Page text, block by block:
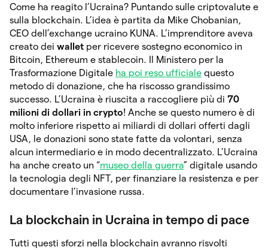
Come ha reagito l’Ucraina? Puntando sulle criptovalute e
sulla blockchain. L’idea è partita da Mike Chobanian,
CEO dell’exchange ucraino KUNA. L’imprenditore aveva
creato dei wallet per ricevere sostegno economico in
Bitcoin, Ethereum e stablecoin. Il Ministero per la
Trasformazione Digitale ha poi reso ufficiale questo
metodo di donazione, che ha riscosso grandissimo
successo. L’Ucraina è riuscita a raccogliere più di 70
milioni di dollari in crypto! Anche se questo numero è di
molto inferiore rispetto ai miliardi di dollari offerti dagli
USA, le donazioni sono state fatte da volontari, senza
alcun intermediario e in modo decentralizzato. L’Ucraina
ha anche creato un “museo della guerra” digitale usando
la tecnologia degli NFT, per finanziare la resistenza e per
documentare l’invasione russa.
La blockchain in Ucraina in tempo di pace
Tutti questi sforzi nella blockchain avranno risvolti